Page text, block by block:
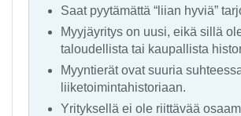
Saat pyytämättä “liian hyviä”
Myyjäyritys on uusi, eikä sillä
taloudellista tai kaupallista
Myyntierät ovat suuria
liiketoimintahistoriaan.
Yrityksellä ei ole riittävää